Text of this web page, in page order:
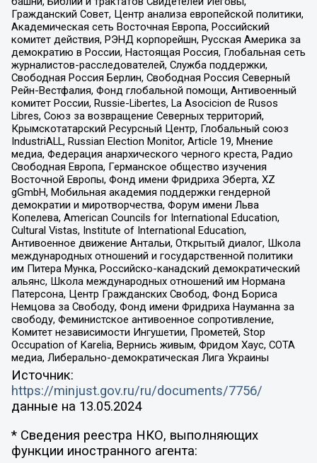
Гражданский Совет, Центр анализа европейской политики,
Академическая сеть Восточная Европа, Российский
комитет действия, РЭНД корпорейшн, Русская Америка за
демократию в России, Настоящая Россия, Глобальная сеть
журналистов-расследователей, Служба поддержки,
Свободная Россия Берлин, Свободная Россия Северный
Рейн-Вестфалия, Фонд глобальной помощи, Антивоенный
комитет России, Russie-Libertes, La Asocicion de Rusos
Libres, Союз за возвращение Северных территорий,
Крымскотатарский Ресурсный Центр, Глобальный союз
IndustriALL, Russian Election Monitor, Article 19, Мнение
медиа, Федерация анархического черного креста, Радио
Свободная Европа, Германское общество изучения
Восточной Европы, Фонд имени Фридриха Эберта, XZ
gGmbH, Мобильная академия поддержки гендерной
демократии и миротворчества, Форум имени Льва
Копелева, American Councils for International Education,
Cultural Vistas, Institute of International Education,
Антивоенное движение Антальи, Открытый диалог, Школа
международных отношений и государственной политики
им Питера Мунка, Российско-канадский демократический
альянс, Школа международных отношений им Нормана
Патерсона, Центр Гражданских Свобод, Фонд Бориса
Немцова за Свободу, Фонд имени Фридриха Науманна за
свободу, Феминистское антивоенное сопротивление,
Комитет независимости Ингушетии, Прометей, Stop
Occupation of Karelia, Вернись живым, Фридом Хаус, СОТА
медиа, Либерально-демократическая Лига Украины
Источник:
https://minjust.gov.ru/ru/documents/7756/
данные на 13.05.2024
* Сведения реестра НКО, выполняющих
функции иностранного агента: